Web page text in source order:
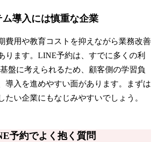
導入には慎重な企業
費用や教育コストを抑えながら業務改善
ります。LINE予約は、すでに多くの利
盤に考えられるため、顧客側の学習負
導入を進めやすい面があります。まずは
たい企業にもなじみやすいでしょう。
予約でよく抱く質問